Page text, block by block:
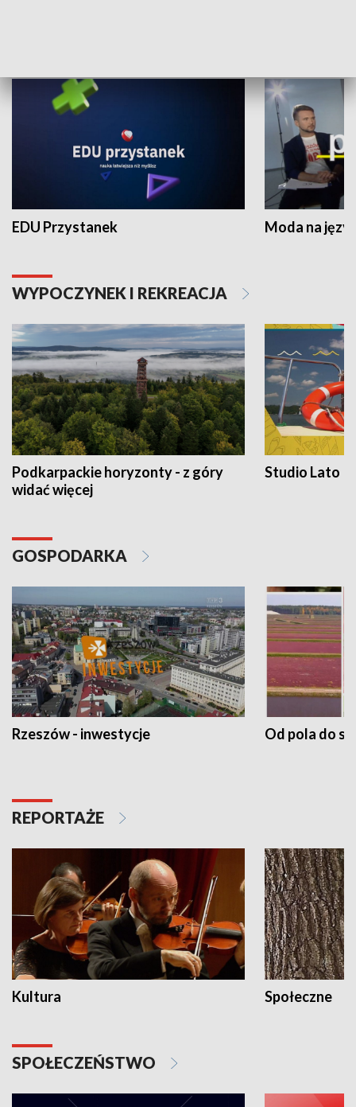
EDU Przystanek Moda na
WYPOCZYNEK I REKREACJA
Podkarpackie horyzonty - z góry
widać więcej
Studio Lato
GOSPODARKA
Rzeszów - inwestycje Od pola do
REPORTAŻE
Kultura Społeczne
SPOŁECZEŃSTWO